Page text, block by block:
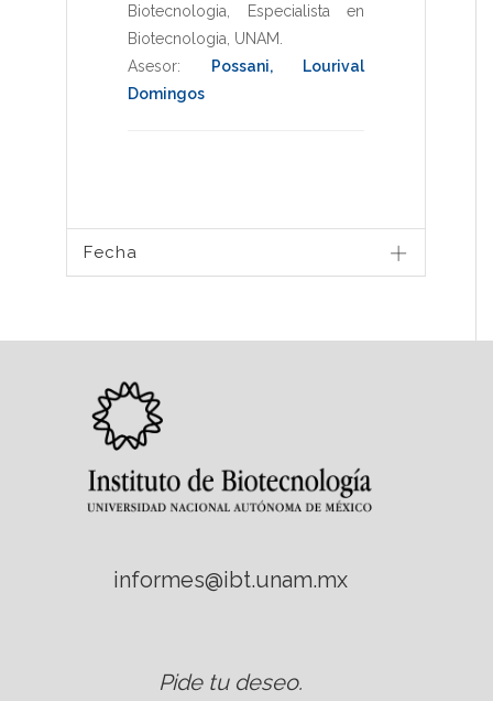
Biotecnologia
Especialista en
Biotecnologia UNAM
Asesor:
Possani, Lourival
Domingos
Fecha
informes@ibt.unam.mx
Pide tu deseo.